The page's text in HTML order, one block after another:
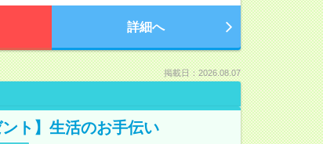
詳細へ
掲載日：2026.08.07
ト】生活のお手伝い